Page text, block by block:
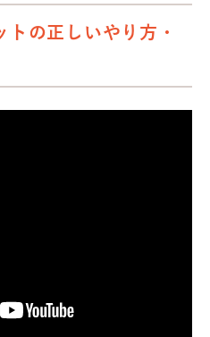
トの正しいやり方・